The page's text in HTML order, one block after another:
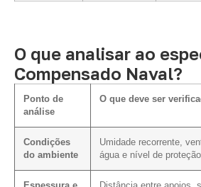
O que analisar ao
Compensado Naval?
Ponto de
análise
O que deve ser
Condições
do ambiente
Umidade recorrente,
água e nível de